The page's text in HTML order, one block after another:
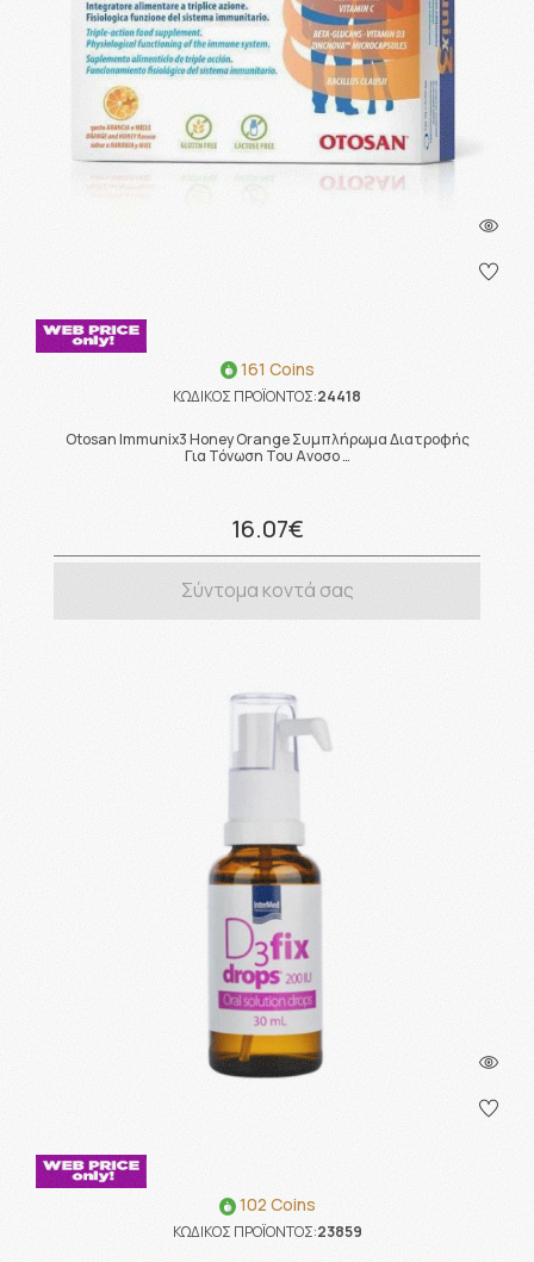
161 Coins
ΚΩΔΙΚΟΣ ΠΡΟΪΟΝΤΟΣ:24418
Otosan Immunix3 Honey Orange Συμπλήρωμα Διατροφής
Για Τόνωση Του Ανοσο …
16.07€
Σύντομα κοντά σας
102 Coins
ΚΩΔΙΚΟΣ ΠΡΟΪΟΝΤΟΣ:23859